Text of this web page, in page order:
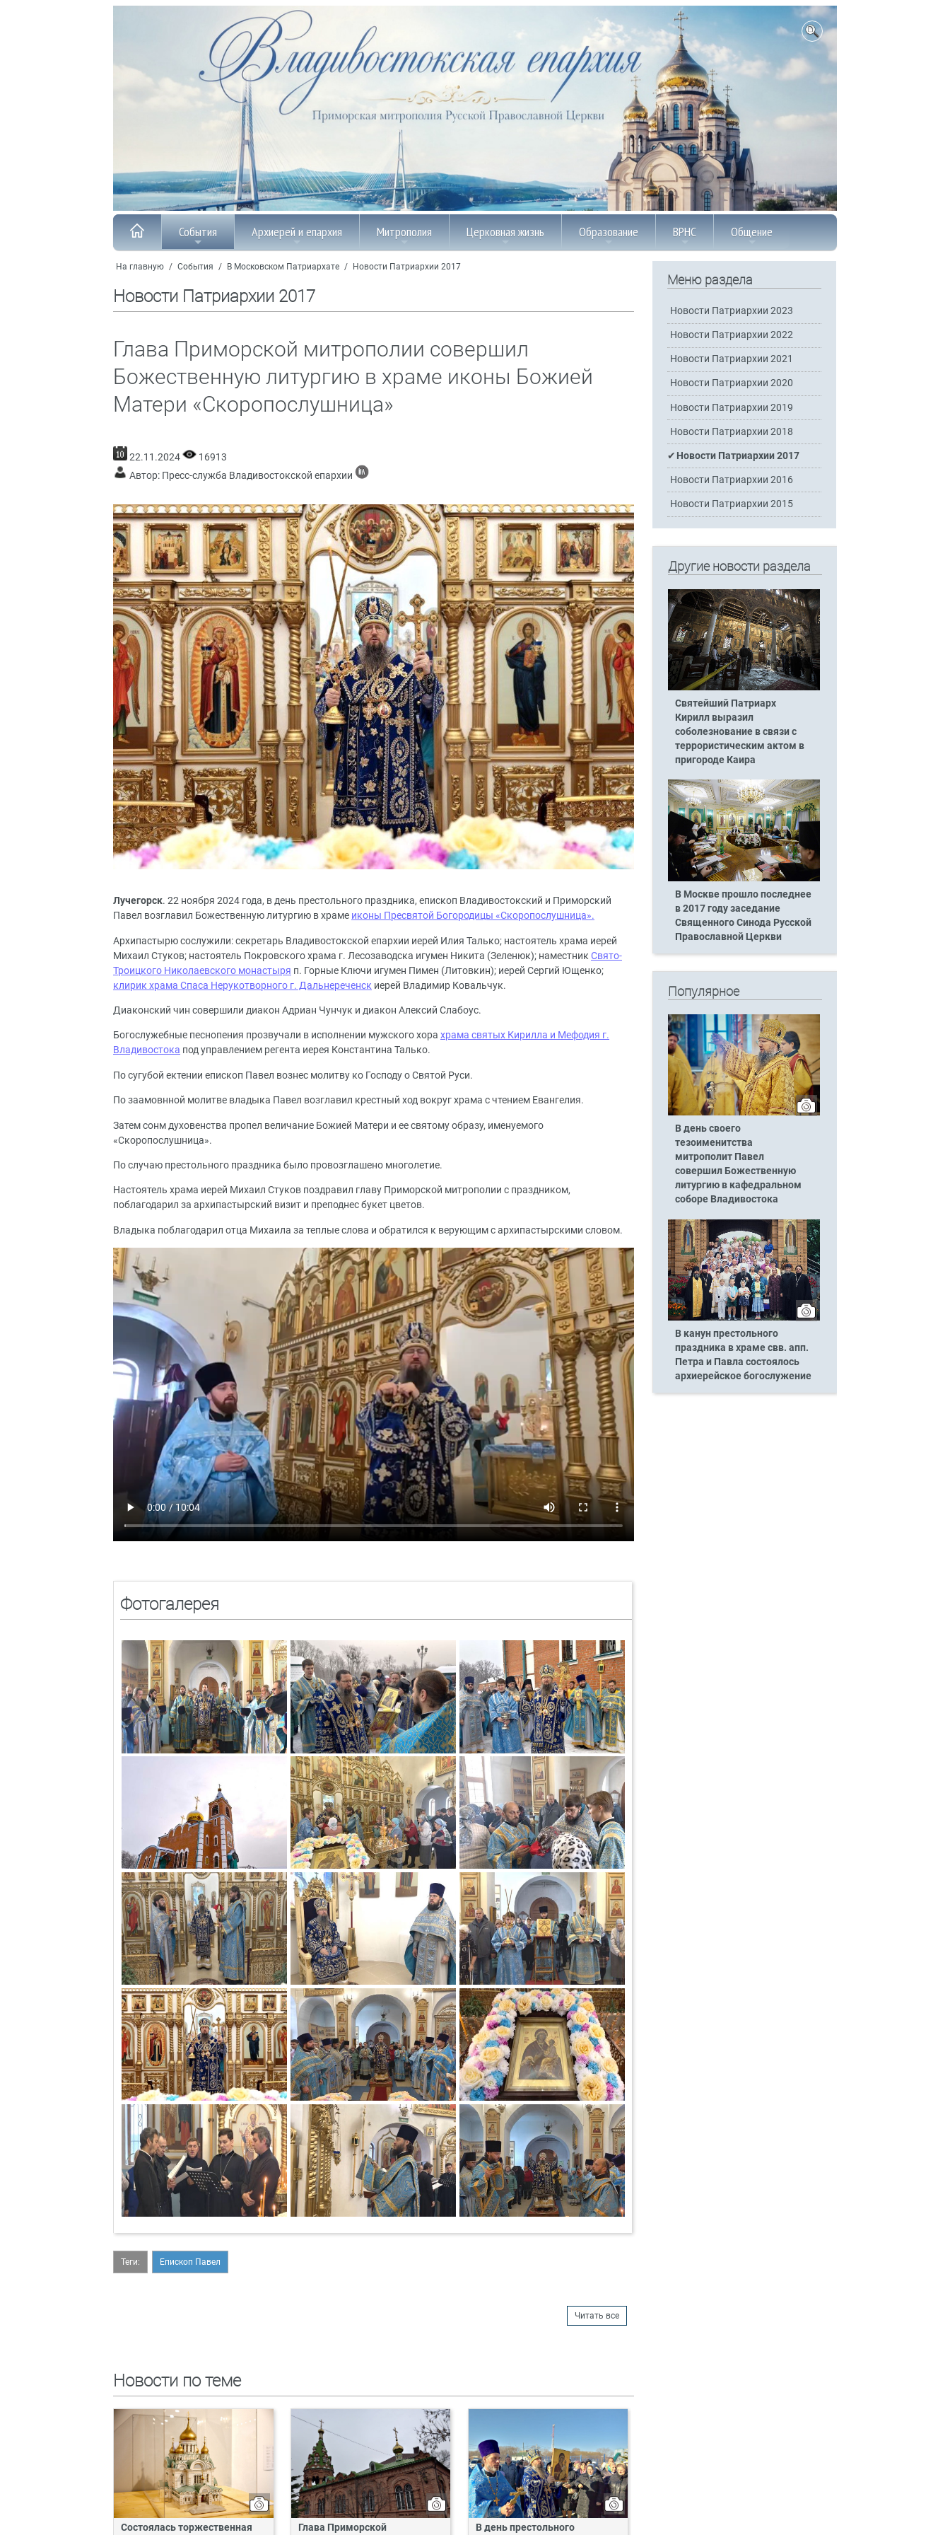
События Архиерей и епархия Митрополия Церковная жизнь Образование ВРНС Общение
На главную / События / В Московском Патриархате / Новости Патриархии 2017
Новости Патриархии 2017
Глава Приморской митрополии совершил
Божественную литургию в храме иконы Божией
Матери «Скоропослушница»
22.11.2024
16913
Автор: Пресс-служба Владивостокской епархии
Лучегорск. 22 ноября 2024 года, в день престольного праздника, епископ Владивостокский и Приморский
Павел возглавил Божественную литургию в храме иконы Пресвятой Богородицы «Скоропослушница».
Архипастырю сослужили: секретарь Владивостокской епархии иерей Илия Талько; настоятель храма иерей
Михаил Стуков; настоятель Покровского храма г. Лесозаводска игумен Никита (Зеленюк); наместник Свято-
Троицкого Николаевского монастыря п. Горные Ключи игумен Пимен (Литовкин); иерей Сергий Ющенко;
клирик храма Спаса Нерукотворного г. Дальнереченск иерей Владимир Ковальчук.
Диаконский чин совершили диакон Адриан Чунчук и диакон Алексий Слабоус.
Богослужебные песнопения прозвучали в исполнении мужского хора храма святых Кирилла и Мефодия г.
Владивостока под управлением регента иерея Константина Талько.
По сугубой ектении епископ Павел вознес молитву ко Господу о Святой Руси.
По заамовнной молитве владыка Павел возглавил крестный ход вокруг храма с чтением Евангелия.
Затем сонм духовенства пропел величание Божией Матери и ее святому образу, именуемого
«Скоропослушница».
По случаю престольного праздника было провозглашено многолетие.
Настоятель храма иерей Михаил Стуков поздравил главу Приморской митрополии с праздником,
поблагодарил за архипастырский визит и преподнес букет цветов.
Владыка поблагодарил отца Михаила за теплые слова и обратился к верующим с архипастырскими словом.
Фотогалерея
Теги: Епископ Павел
Читать все
Новости по теме
Состоялась торжественная Глава Приморской В день престольного
Меню раздела
Новости Патриархии 2023
Новости Патриархии 2022
Новости Патриархии 2021
Новости Патриархии 2020
Новости Патриархии 2019
Новости Патриархии 2018
Новости Патриархии 2017
Новости Патриархии 2016
Новости Патриархии 2015
Другие новости раздела
Святейший Патриарх
Кирилл выразил
соболезнование в связи с
террористическим актом в
пригороде Каира
В Москве прошло последнее
в 2017 году заседание
Священного Синода Русской
Православной Церкви
Популярное
В день своего
тезоименитства
митрополит Павел
совершил Божественную
литургию в кафедральном
соборе Владивостока
В канун престольного
праздника в храме свв. апп.
Петра и Павла состоялось
архиерейское богослужение